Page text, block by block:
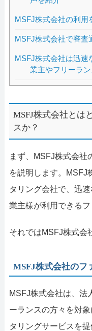
MSFJ株式会社の利用
MSFJ株式会社で審査
MSFJ株式会社は迅速
業主やフリーラ
MSFJ株式会社とは
スか？
まず、MSFJ株式会社
を説明します。MSFJ
タリング会社で、迅
業主様が利用できるフ
それではMSFJ株式会
MSFJ株式会社のフ
MSFJ株式会社は、法
ーランスの方々を対
タリングサービスを